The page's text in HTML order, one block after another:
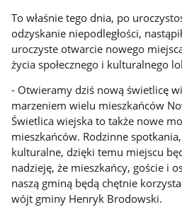
To właśnie tego dnia, po
odzyskanie niepodległości,
uroczyste otwarcie nowego
życia społecznego i kulturalnego
- Otwieramy dziś nową świetlicę
marzeniem wielu mieszkańców
Świetlica wiejska to także nowe
mieszkańców. Rodzinne
kulturalne, dzięki temu miejscu
nadzieję, że mieszkańcy, goście i
naszą gminą będą chętnie
wójt gminy Henryk Brodowski.